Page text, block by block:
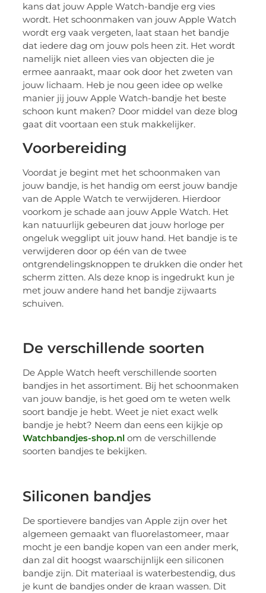
kans dat jouw Apple Watch-bandje erg vies
wordt. Het schoonmaken van jouw Apple Watch
wordt erg vaak vergeten, laat staan het bandje
dat iedere dag om jouw pols heen zit. Het wordt
namelijk niet alleen vies van objecten die je
ermee aanraakt, maar ook door het zweten van
jouw lichaam. Heb je nou geen idee op welke
manier jij jouw Apple Watch-bandje het beste
schoon kunt maken? Door middel van deze blog
gaat dit voortaan een stuk makkelijker.
Voorbereiding
Voordat je begint met het schoonmaken van
jouw bandje, is het handig om eerst jouw bandje
van de Apple Watch te verwijderen. Hierdoor
voorkom je schade aan jouw Apple Watch. Het
kan natuurlijk gebeuren dat jouw horloge per
ongeluk wegglipt uit jouw hand. Het bandje is te
verwijderen door op één van de twee
ontgrendelingsknoppen te drukken die onder het
scherm zitten. Als deze knop is ingedrukt kun je
met jouw andere hand het bandje zijwaarts
schuiven.
De verschillende soorten
De Apple Watch heeft verschillende soorten
bandjes in het assortiment. Bij het schoonmaken
van jouw bandje, is het goed om te weten welk
soort bandje je hebt. Weet je niet exact welk
bandje je hebt? Neem dan eens een kijkje op
Watchbandjes-shop.nl om de verschillende
soorten bandjes te bekijken.
Siliconen bandjes
De sportievere bandjes van Apple zijn over het
algemeen gemaakt van fluorelastomeer, maar
mocht je een bandje kopen van een ander merk,
dan zal dit hoogst waarschijnlijk een siliconen
bandje zijn. Dit materiaal is waterbestendig, dus
je kunt de bandjes onder de kraan wassen. Dit